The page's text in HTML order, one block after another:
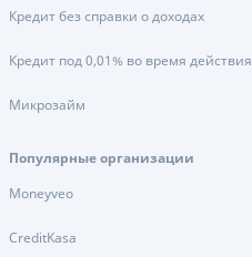
Кредит без справки о доходах
Кредит под 0,01% во время
Микрозайм
Популярные организации
Moneyveo
CreditKasa